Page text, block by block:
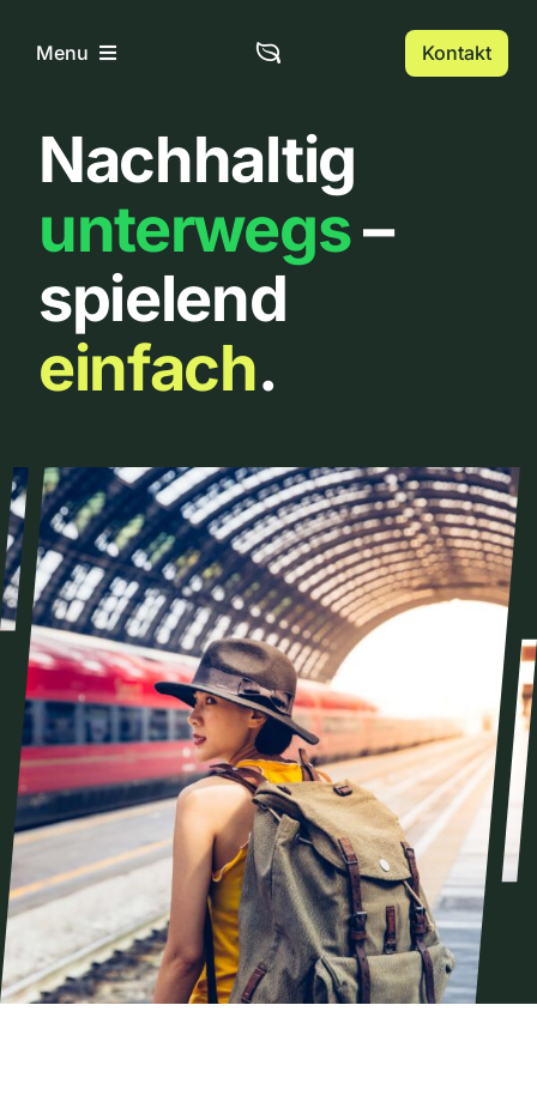
InhaltMenu
Home
Über uns
Urbanlist
Kontakt
Nachhaltig
unterwegs–
spielend
einfach.